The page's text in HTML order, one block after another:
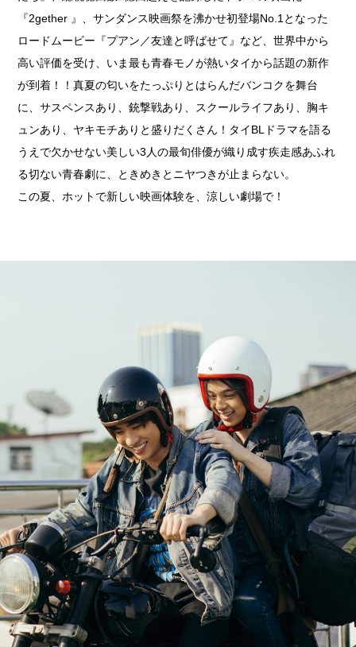
『2gether 』、サンダンス映画祭を沸かせ初登場No.1となった
ロードムービー『プアン／友達と呼ばせて』など、世界中から
高い評価を受け、いま最も青春モノが熱いタイから話題の新作
が到着！！真夏の匂いをたっぷりとはらんだバンコクを舞台
に、サスペンスあり、銃撃戦あり、スクールライフあり、胸キ
ュンあり、ヤキモチありと盛りだくさん！タイBLドラマを語る
うえで欠かせない美しい3人の最旬俳優が織り成す疾走感あふれ
る切ない青春劇に、ときめきとニヤつきが止まらない。
この夏、ホットで新しい映画体験を、涼しい劇場で！